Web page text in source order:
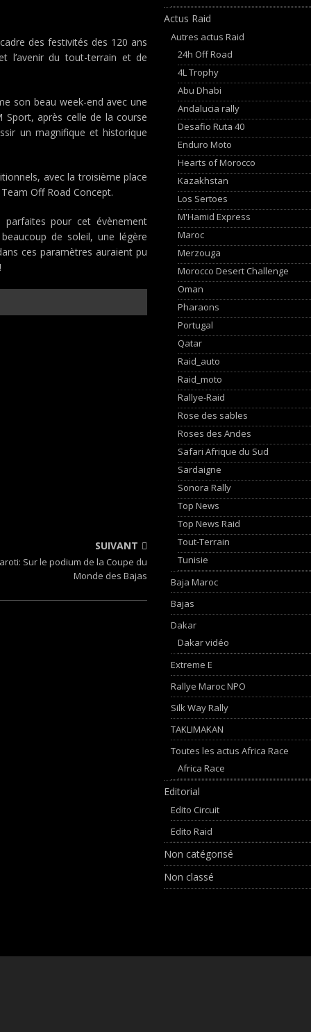
des festivités des 120 ans
l’avenir du tout-terrain et de
son beau week-end avec une
après celle de la course
un magnifique et historique
avec la troisième place
Off Road Concept.
pour cet évènement
de soleil, une légère
ces paramètres auraient pu
SUIVANT
Sur le podium de la Coupe du
Monde des Bajas
Actus Raid
Autres actus Raid
24h Off Road
4L Trophy
Abu Dhabi
Andalucia rally
Desafio Ruta 40
Enduro Moto
Hearts of Morocco
Kazakhstan
Los Sertoes
M'Hamid Express
Maroc
Merzouga
Morocco Desert Challenge
Oman
Pharaons
Portugal
Qatar
Raid_auto
Raid_moto
Rallye-Raid
Rose des sables
Roses des Andes
Safari Afrique du Sud
Sardaigne
Sonora Rally
Top News
Top News Raid
Tout-Terrain
Tunisie
Baja Maroc
Bajas
Dakar
Dakar vidéo
Extreme E
Rallye Maroc NPO
Silk Way Rally
TAKLIMAKAN
Toutes les actus Africa Race
Africa Race
Editorial
Edito Circuit
Edito Raid
Non catégorisé
Non classé